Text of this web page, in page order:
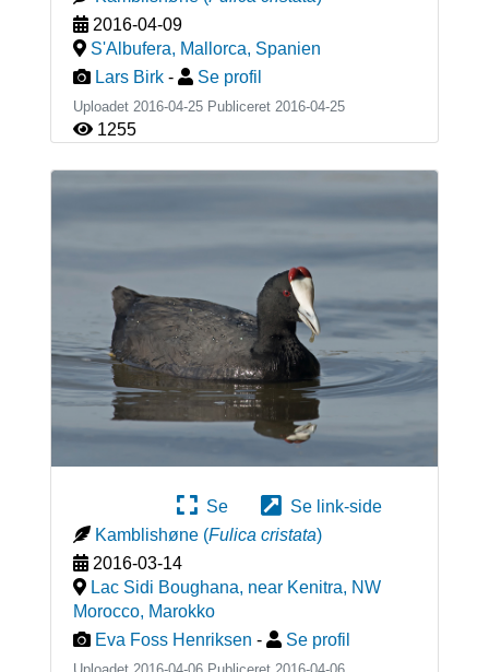
2016-04-09
S'Albufera, Mallorca, Spanien
Lars Birk - Se profil
Uploadet 2016-04-25 Publiceret 2016-04-25
1255
Se
Se link-side
Kamblishøne (Fulica cristata)
2016-03-14
Lac Sidi Boughana, near Kenitra, NW
Morocco, Marokko
Eva Foss Henriksen - Se profil